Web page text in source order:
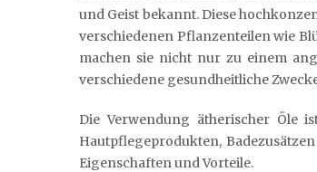
und Geist bekannt. Diese
verschiedenen Pflanzenteilen wie
machen sie nicht nur zu einem
verschiedene gesundheitliche
Die Verwendung ätherischer Öle
Hautpflegeprodukten,
Eigenschaften und Vorteile.